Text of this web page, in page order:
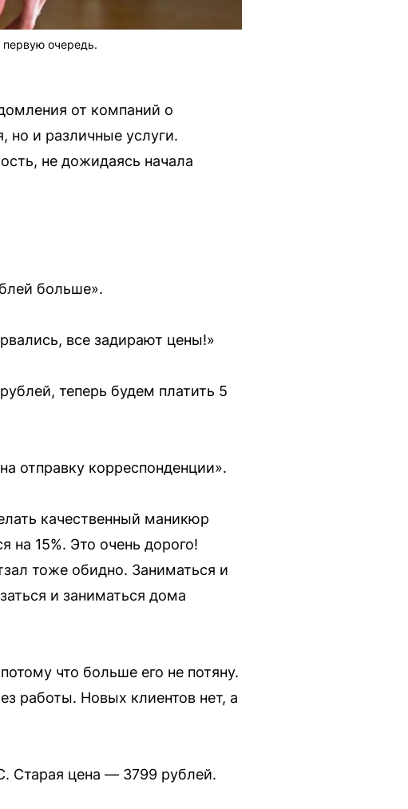
очередь.
от компаний о
и различные услуги.
не дожидаясь начала
больше».
все задирают цены!»
теперь будем платить 5
отправку корреспонденции».
качественный маникюр
на 15%. Это очень дорого!
тоже обидно. Заниматься и
и заниматься дома
что больше его не потяну.
работы. Новых клиентов нет, а
Старая цена — 3799 рублей.